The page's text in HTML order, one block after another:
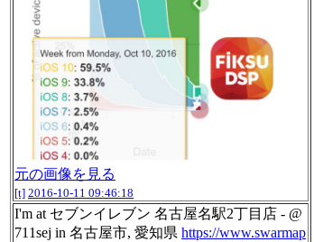
元の画像を見る
[t] 2016-10-11 09:46:18
I'm at セブンイレブン 名古屋名駅2丁目店 - @
711sej in 名古屋市, 愛知県 https://www.swarmap